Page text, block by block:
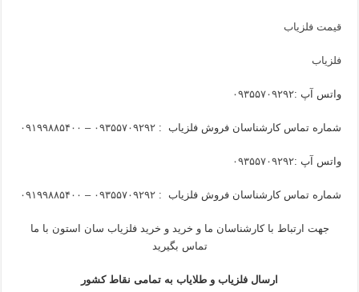
قیمت فلزیاب
فلزیاب
واتس آپ :۰۹۳۵۵۷۰۹۲۹۲
شماره تماس کارشناسان فروش فلزیاب :۰۹۳۵۵۷۰۹۲۹۲ – ۰۹۱۹۹۸۸۵۴۰۰
واتس آپ :۰۹۳۵۵۷۰۹۲۹۲
شماره تماس کارشناسان فروش فلزیاب :۰۹۳۵۵۷۰۹۲۹۲ – ۰۹۱۹۹۸۸۵۴۰۰
جهت ارتباط با کارشناسان ما و خرید و خرید فلزیاب سان استون با ما
تماس بگیرید
ارسال فلزیاب و طلایاب به تمامی نقاط کشور